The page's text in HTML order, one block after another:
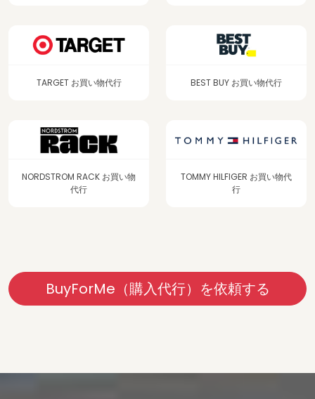
TARGET お買い物代行 BEST BUY お買い物代行
NORDSTROM RACK お買い物
代行
TOMMY HILFIGER お買い物代
行
BuyForMe（購入代行）を依頼する